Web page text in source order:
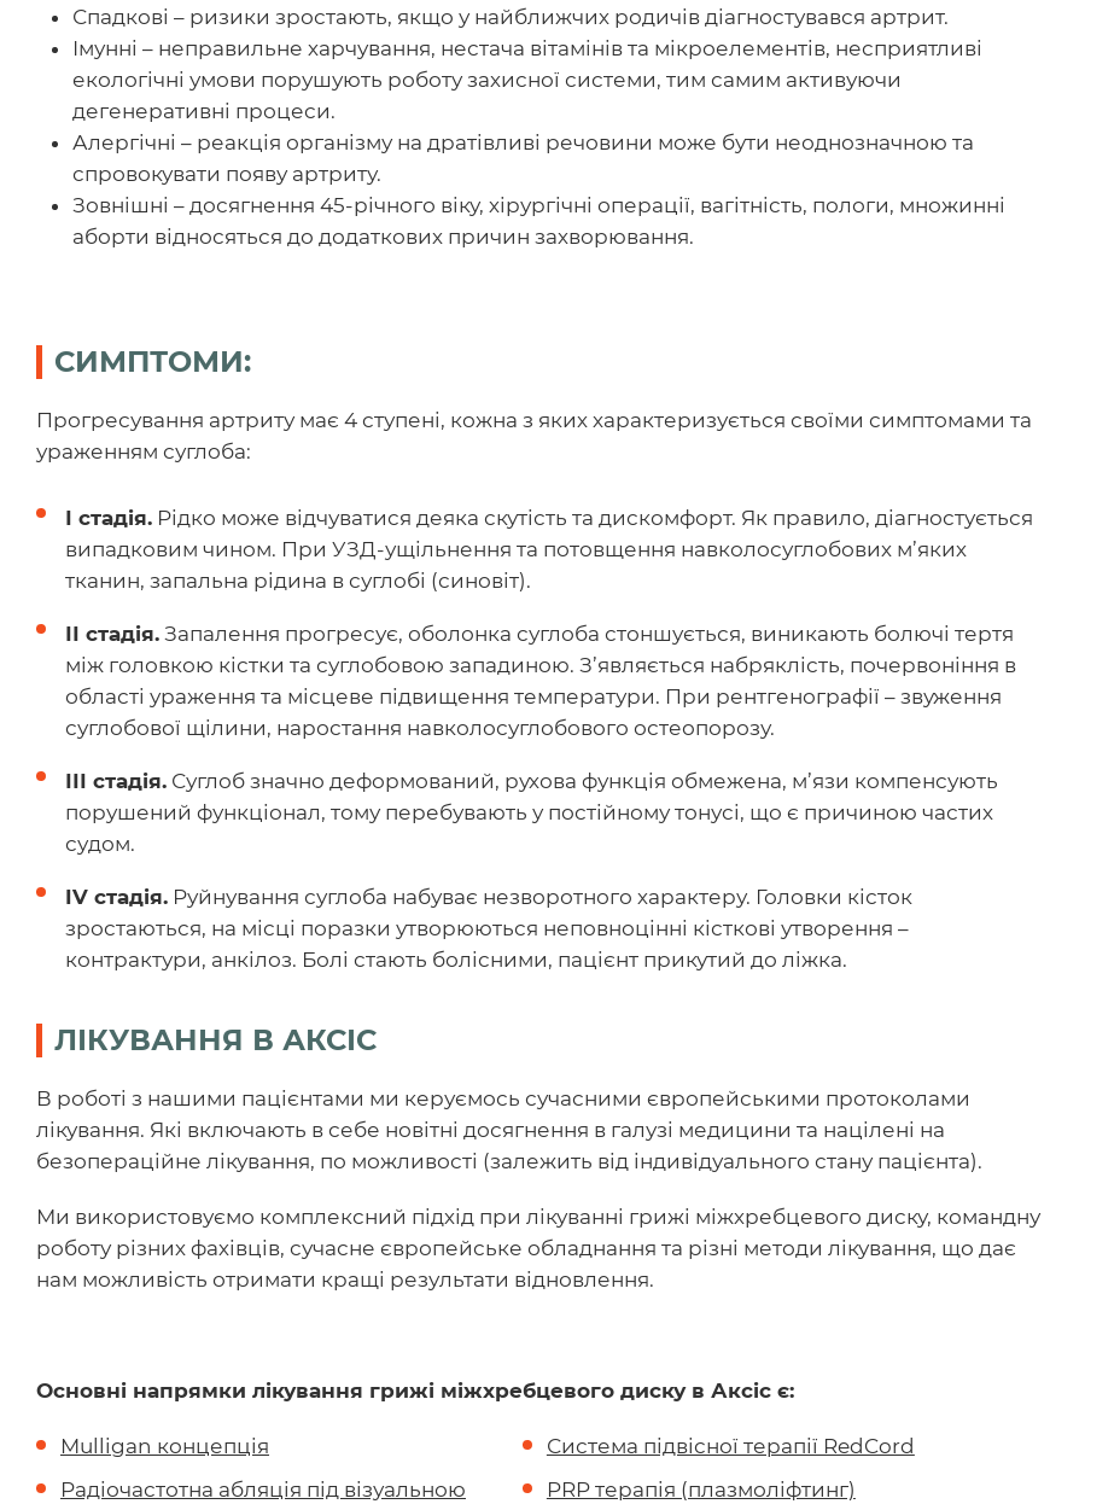
Спадкові – ризики зростають, якщо у найближчих родичів діагностувався артрит.
Імунні – неправильне харчування, нестача вітамінів та мікроелементів, несприятливі
екологічні умови порушують роботу захисної системи, тим самим активуючи
дегенеративні процеси.
Алергічні – реакція організму на дратівливі речовини може бути неоднозначною та
спровокувати появу артриту.
Зовнішні – досягнення 45-річного віку, хірургічні операції, вагітність, пологи, множинні
аборти відносяться до додаткових причин захворювання.
СИМПТОМИ:
Прогресування артриту має 4 ступені, кожна з яких характеризується своїми симптомами та
ураженням суглоба:
І стадія. Рідко може відчуватися деяка скутість та дискомфорт. Як правило, діагностується
випадковим чином. При УЗД-ущільнення та потовщення навколосуглобових м’яких
тканин, запальна рідина в суглобі (синовіт).
ІІ стадія. Запалення прогресує, оболонка суглоба стоншується, виникають болючі тертя
між головкою кістки та суглобовою западиною. З’являється набряклість, почервоніння в
області ураження та місцеве підвищення температури. При рентгенографії – звуження
суглобової щілини, наростання навколосуглобового остеопорозу.
ІІІ стадія. Суглоб значно деформований, рухова функція обмежена, м’язи компенсують
порушений функціонал, тому перебувають у постійному тонусі, що є причиною частих
судом.
IV стадія. Руйнування суглоба набуває незворотного характеру. Головки кісток
зростаються, на місці поразки утворюються неповноцінні кісткові утворення –
контрактури, анкілоз. Болі стають болісними, пацієнт прикутий до ліжка.
ЛІКУВАННЯ В АКСІС
В роботі з нашими пацієнтами ми керуємось сучасними європейськими протоколами
лікування. Які включають в себе новітні досягнення в галузі медицини та націлені на
безопераційне лікування, по можливості (залежить від індивідуального стану пацієнта).
Ми використовуємо комплексний підхід при лікуванні грижі міжхребцевого диску, командну
роботу різних фахівців, сучасне європейське обладнання та різні методи лікування, що дає
нам можливість отримати кращі результати відновлення.
Основні напрямки лікування грижі міжхребцевого диску в Аксіс є:
Mulligan концепція
Система підвісної терапії RedCord
Радіочастотна абляція під візуальною
PRP терапія (плазмоліфтинг)